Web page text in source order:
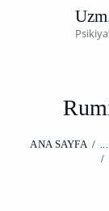
ANA SAYFA ...